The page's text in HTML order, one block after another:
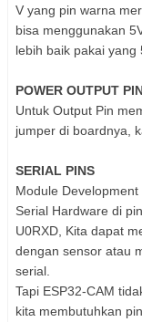
V yang pin warna
bisa menggunakan
lebih baik pakai yang
POWER OUTPUT
Untuk Output Pin
jumper di boardnya,
SERIAL PINS
Module
Serial Hardware di
U0RXD, Kita dapat
dengan sensor atau
serial.
Tapi ESP32-CAM
kita membutuhkan